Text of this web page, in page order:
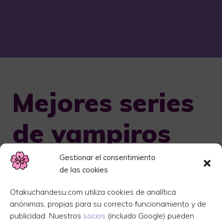
Gestionar el consentimiento
de las cookies
Otakuchandesu.com utiliza cookies de analítica
anónimas, propias para su correcto funcionamiento y de
publicidad. Nuestros socios (incluido Google) pueden
Mejores series
de vampiros